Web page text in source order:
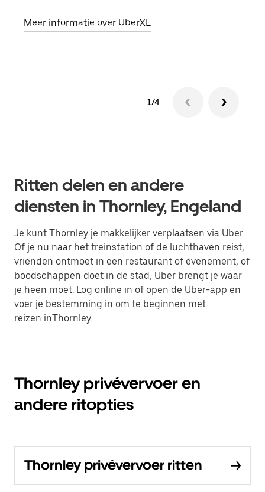
Meer informatie over UberXL
1/4
Ritten delen en andere
diensten in Thornley, Engeland
Je kunt Thornley je makkelijker verplaatsen via Uber.
Of je nu naar het treinstation of de luchthaven reist,
vrienden ontmoet in een restaurant of evenement, of
boodschappen doet in de stad, Uber brengt je waar
je heen moet. Log online in of open de Uber-app en
voer je bestemming in om te beginnen met
reizen inThornley.
Thornley privévervoer en
andere ritopties
Thornley privévervoer ritten